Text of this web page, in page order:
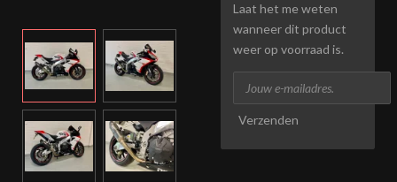
Laat het me weten
wanneer dit product
weer op voorraad is.
Verzenden